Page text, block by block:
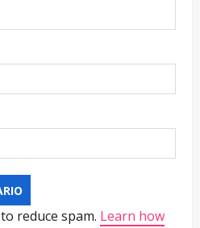
reduce spam. Learn how